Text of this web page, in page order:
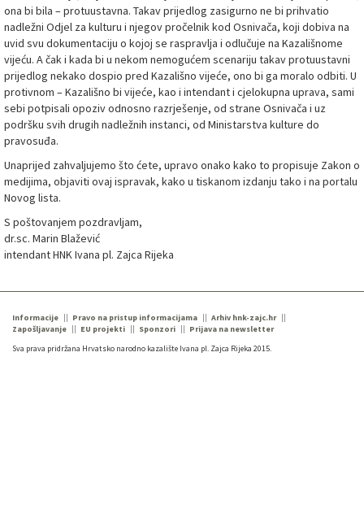
ona bi bila – protuustavna. Takav prijedlog zasigurno ne bi prihvatio
nadležni Odjel za kulturu i njegov pročelnik kod Osnivača, koji dobiva na
uvid svu dokumentaciju o kojoj se raspravlja i odlučuje na Kazališnome
vijeću. A čak i kada bi u nekom nemogućem scenariju takav protuustavni
prijedlog nekako dospio pred Kazališno vijeće, ono bi ga moralo odbiti. U
protivnom – Kazališno bi vijeće, kao i intendant i cjelokupna uprava, sami
sebi potpisali opoziv odnosno razrješenje, od strane Osnivača i uz
podršku svih drugih nadležnih instanci, od Ministarstva kulture do
pravosuđa.
Unaprijed zahvaljujemo što ćete, upravo onako kako to propisuje Zakon o
medijima, objaviti ovaj ispravak, kako u tiskanom izdanju tako i na portalu
Novog lista.
S poštovanjem pozdravljam,
dr.sc. Marin Blažević
intendant HNK Ivana pl. Zajca Rijeka
Informacije Pravo na pristup informacijama
Arhiv hnk-zajc.hr
Zapošljavanje
EU projekti Sponzori
Prijava na newsletter
Sva prava pridržana Hrvatsko narodno kazalište Ivana pl. Zajca Rijeka 2015.